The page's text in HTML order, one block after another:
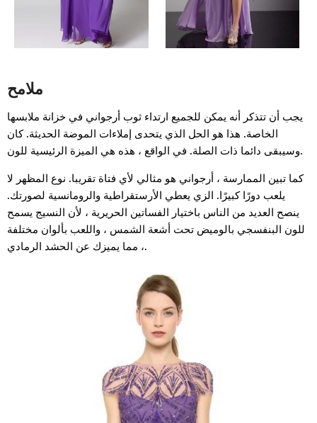
ملامح
يجب أن تتذكر أنه يمكن للجميع ارتداء ثوب أرجواني في خزانة ملابسها
الخاصة. هذا هو الحل الذي يتحدى إملاءات الموضة الحديثة. كان
وسيبقى دائما ذات الصلة. في الواقع ، هذه هي الميزة الرئيسية للون.
كما تبين الممارسة ، أرجواني هو مثالي لأي فتاة تقريبا. نوع المظهر لا
يلعب دورًا كبيرًا. الزي يعطي الأرستقراطية والرومانسية لصورتك.
ينصح العديد من الناس باختيار الفساتين الحريرية ، لأن النسيج يسمح
للون البنفسجي بالوميض تحت أشعة الشمس ، واللعب بألوان مختلفة
، مما يميزك عن الحشد الرمادي.